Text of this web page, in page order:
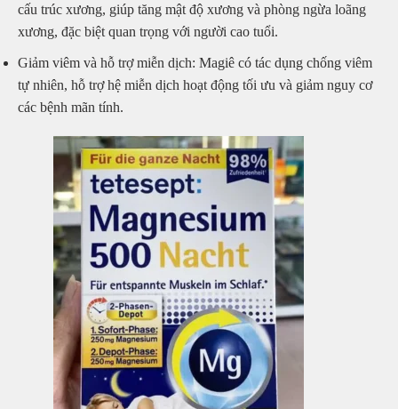
cấu trúc xương, giúp tăng mật độ xương và phòng ngừa loãng
xương, đặc biệt quan trọng với người cao tuổi.
Giảm viêm và hỗ trợ miễn dịch: Magiê có tác dụng chống viêm
tự nhiên, hỗ trợ hệ miễn dịch hoạt động tối ưu và giảm nguy cơ
các bệnh mãn tính.